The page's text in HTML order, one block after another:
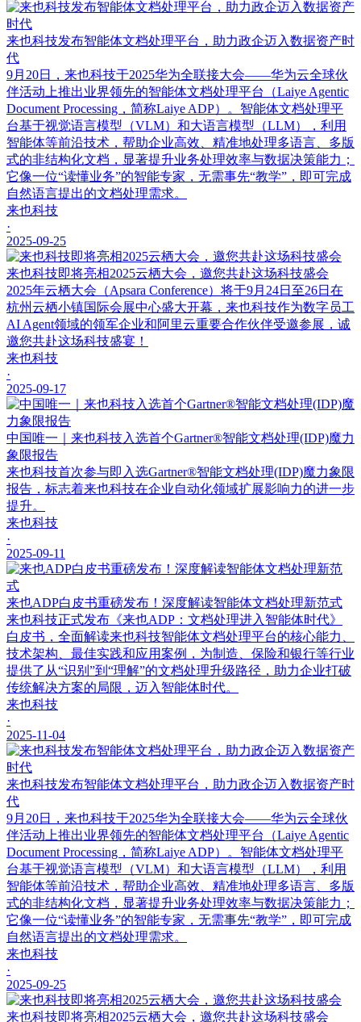
来也科技发布智能体文档处理平台，助力政企迈入数据资产时
代
9月20日，来也科技于2025华为全联接大会——华为云全球伙
伴活动上推出业界领先的智能体文档处理平台（Laiye Agentic
Document Processing，简称Laiye ADP）。智能体文档处理平
台基于视觉语言模型（VLM）和大语言模型（LLM），利用
智能体等前沿技术，帮助企业高效、精准地处理多语言、多版
式的非结构化文档，显著提升业务处理效率与数据决策能力；
它像一位“读懂业务”的智能专家，无需事先“教学”，即可完成
自然语言提出的文档处理需求。
来也科技
·
2025-09-25
来也科技即将亮相2025云栖大会，邀您共赴这场科技盛会
2025年云栖大会（Apsara Conference）将于9月24日至26日在
杭州云栖小镇国际会展中心盛大开幕，来也科技作为数字员工
AI Agent领域的领军企业和阿里云重要合作伙伴受邀参展，诚
邀您共赴这场科技盛宴！
来也科技
·
2025-09-17
中国唯一｜来也科技入选首个Gartner®智能文档处理(IDP)魔力
象限报告
来也科技首次参与即入选Gartner®智能文档处理(IDP)魔力象限
报告，标志着来也科技在企业自动化领域扩展影响力的进一步
提升。
来也科技
·
2025-09-11
来也ADP白皮书重磅发布！深度解读智能体文档处理新范式
来也科技正式发布《来也ADP：文档处理进入智能体时代》
白皮书，全面解读来也科技智能体文档处理平台的核心能力、
技术架构、最佳实践和应用案例，为制造、保险和银行等行业
提供了从“识别”到“理解”的文档处理升级路径，助力企业打破
传统解决方案的局限，迈入智能体时代。
来也科技
·
2025-11-04
来也科技发布智能体文档处理平台，助力政企迈入数据资产时
代
9月20日，来也科技于2025华为全联接大会——华为云全球伙
伴活动上推出业界领先的智能体文档处理平台（Laiye Agentic
Document Processing，简称Laiye ADP）。智能体文档处理平
台基于视觉语言模型（VLM）和大语言模型（LLM），利用
智能体等前沿技术，帮助企业高效、精准地处理多语言、多版
式的非结构化文档，显著提升业务处理效率与数据决策能力；
它像一位“读懂业务”的智能专家，无需事先“教学”，即可完成
自然语言提出的文档处理需求。
来也科技
·
2025-09-25
来也科技即将亮相2025云栖大会，邀您共赴这场科技盛会